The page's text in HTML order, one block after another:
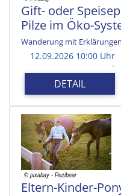
Gift- oder
Pilze im Öko-
Wanderung mit Erklärungen
12.09.2026 10:00 Uhr
-
DETAIL
Eltern-Kinder-